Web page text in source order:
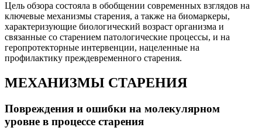
Цель обзора состояла в обобщении современных взглядов на
ключевые механизмы старения, а также на биомаркеры,
характеризующие биологический возраст организма и
связанные со старением патологические процессы, и на
геропротекторные интервенции, нацеленные на
профилактику преждевременного старения.
МЕХАНИЗМЫ СТАРЕНИЯ
Повреждения и ошибки на молекулярном
уровне в процессе старения